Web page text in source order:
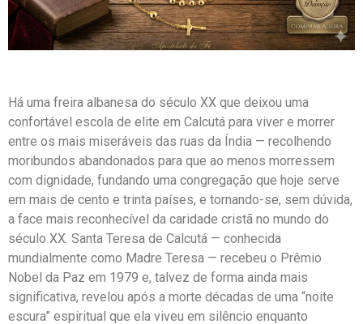
Há uma freira albanesa do século XX que deixou uma
confortável escola de elite em Calcutá para viver e morrer
entre os mais miseráveis das ruas da Índia — recolhendo
moribundos abandonados para que ao menos morressem
com dignidade, fundando uma congregação que hoje serve
em mais de cento e trinta países, e tornando-se, sem dúvida,
a face mais reconhecível da caridade cristã no mundo do
século XX. Santa Teresa de Calcutá — conhecida
mundialmente como Madre Teresa — recebeu o Prêmio
Nobel da Paz em 1979 e, talvez de forma ainda mais
significativa, revelou após a morte décadas de uma “noite
escura” espiritual que ela viveu em silêncio enquanto